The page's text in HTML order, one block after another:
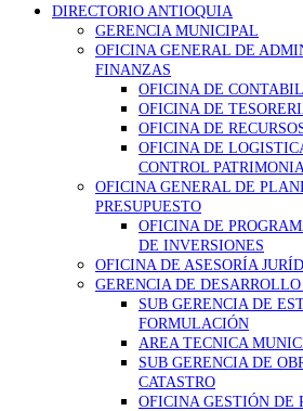
DIRECTORIO ANTIOQUIA
GERENCIA MUNICIPAL
OFICINA GENERAL DE
FINANZAS
OFICINA DE
OFICINA DE
OFICINA DE
OFICINA DE
CONTROL
OFICINA GENERAL DE
PRESUPUESTO
OFICINA DE
DE INVERSIONES
OFICINA DE ASESORÍA
GERENCIA DE
SUB GERENCIA DE
FORMULACIÓN
AREA TECNICA
SUB GERENCIA DE
CATASTRO
OFICINA GESTIÓN DE